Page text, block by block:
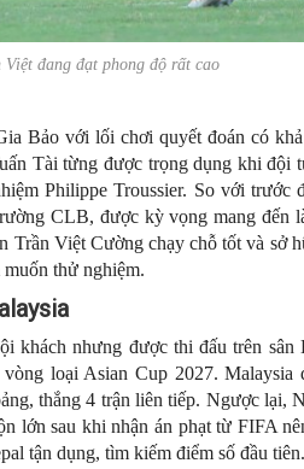
Việt đang đạt phong độ rất cao
Bảo với lối chơi quyết đoán có
Tài từng được trọng dụng khi đội
Philippe Troussier. So với trước
CLB, được kỳ vọng mang đến
Trần Việt Cường chạy chỗ tốt và sở
thử nghiệm.
alaysia
khách nhưng được thi đấu trên sân
loại Asian Cup 2027. Malaysia
thắng 4 trận liên tiếp. Ngược lại,
lớn sau khi nhận án phạt từ FIFA
tận dụng, tìm kiếm điểm số đầu tiên.